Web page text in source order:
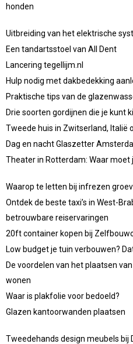
honden
Uitbreiding van het elektrische
Een tandartsstoel van All Dent
Lancering tegellijm.nl
Hulp nodig met dakbedekking
Praktische tips van de
Drie soorten gordijnen die je kunt
Tweede huis in Zwitserland, Italië
Dag en nacht Glaszetter
Theater in Rotterdam: Waar moet
Waarop te letten bij infrezen
Ontdek de beste taxi’s in West-
betrouwbare reiservaringen
20ft container kopen bij
Low budget je tuin verbouwen?
De voordelen van het plaatsen
wonen
Waar is plakfolie voor bedoeld?
Glazen kantoorwanden plaatsen
Tweedehands design meubels bij